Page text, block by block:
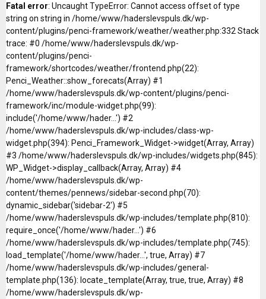
Fatal error: Uncaught TypeError: Cannot access offset of type
string on string in /home/www/haderslevspuls.dk/wp-
content/plugins/penci-framework/weather/weather.php:332 Stack
trace: #0 /home/www/haderslevspuls.dk/wp-
content/plugins/penci-
framework/shortcodes/weather/frontend.php(22):
Penci_Weather::show_forecats(Array) #1
/home/www/haderslevspuls.dk/wp-content/plugins/penci-
framework/inc/module-widget.php(99):
include('/home/www/hader...') #2
/home/www/haderslevspuls.dk/wp-includes/class-wp-
widget.php(394): Penci_Framework_Widget->widget(Array, Array)
#3 /home/www/haderslevspuls.dk/wp-includes/widgets.php(845):
WP_Widget->display_callback(Array, Array) #4
/home/www/haderslevspuls.dk/wp-
content/themes/pennews/sidebar-second.php(70):
dynamic_sidebar('sidebar-2') #5
/home/www/haderslevspuls.dk/wp-includes/template.php(810):
require_once('/home/www/hader...') #6
/home/www/haderslevspuls.dk/wp-includes/template.php(745):
load_template('/home/www/hader...', true, Array) #7
/home/www/haderslevspuls.dk/wp-includes/general-
template.php(136): locate_template(Array, true, true, Array) #8
/home/www/haderslevspuls.dk/wp-